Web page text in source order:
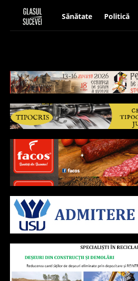
Sănătate Politică